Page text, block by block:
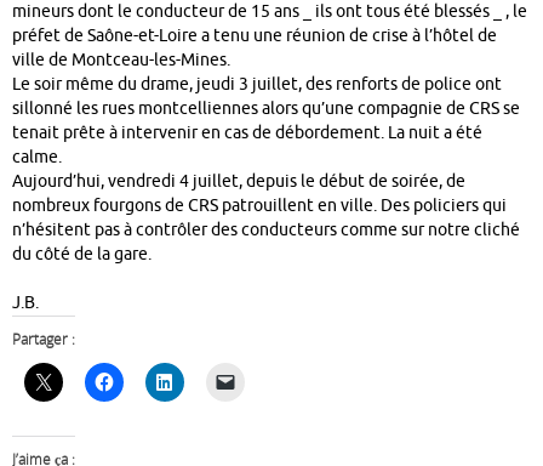
mineurs dont le conducteur de 15 ans _ ils ont tous été blessés _ , le
préfet de Saône-et-Loire a tenu une réunion de crise à l’hôtel de
ville de Montceau-les-Mines.
Le soir même du drame, jeudi 3 juillet, des renforts de police ont
sillonné les rues montcelliennes alors qu’une compagnie de CRS se
tenait prête à intervenir en cas de débordement. La nuit a été
calme.
Aujourd’hui, vendredi 4 juillet, depuis le début de soirée, de
nombreux fourgons de CRS patrouillent en ville. Des policiers qui
n’hésitent pas à contrôler des conducteurs comme sur notre cliché
du côté de la gare.
J.B.
Partager :
J’aime ça :